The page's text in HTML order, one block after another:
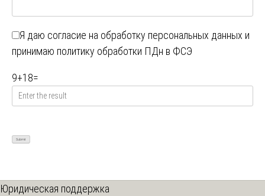
Я даю согласие на обработку персональных данных и
принимаю политику обработки ПДн в ФСЭ
9+18=
Юридическая поддержка